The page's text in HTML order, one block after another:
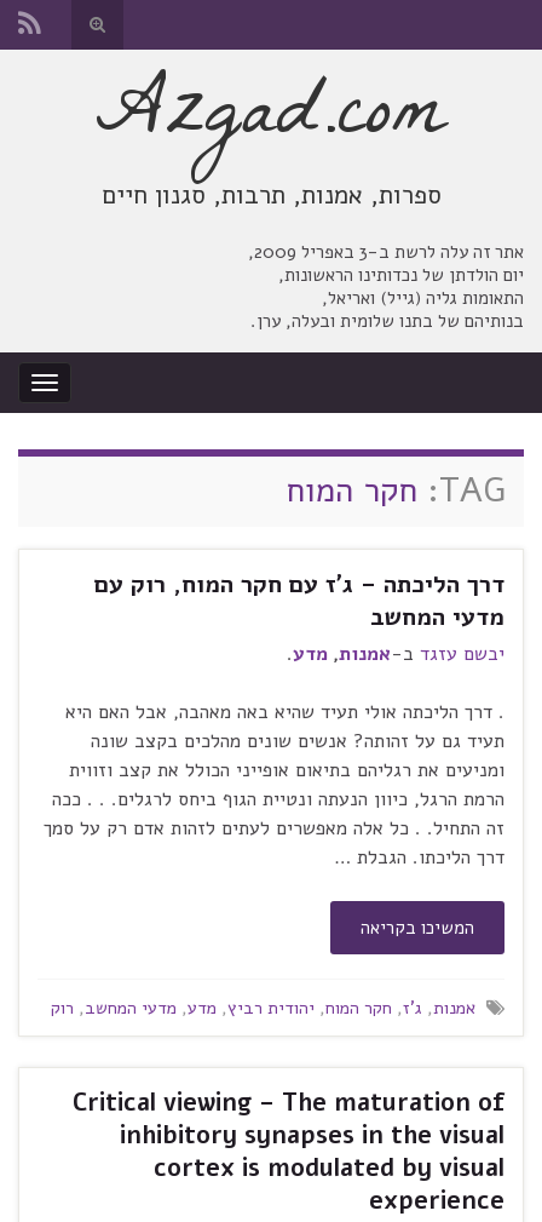
החלף
טופס
אתר זה עלה לרשת ב-3 באפריל 2009,
יום הולדתן של נכדותינו הראשונות,
התאומות גליה (גייל) ואריאל,
בנותיהם של בתנו שלומית ובעלה, ערן.
החלף
ניווט
Azgad.com
ספרות, אמנות, תרבות, סגנון חיים
TAG: חקר המוח
דרך הליכתה – ג'ז עם חקר המוח, רוק עם
מדעי המחשב
יבשם עזגד ב-אמנות, מדע.
. דרך הליכתה אולי תעיד שהיא באה מאהבה, אבל האם היא
תעיד גם על זהותה? אנשים שונים מהלכים בקצב שונה
ומניעים את רגליהם בתיאום אופייני הכולל את קצב וזווית
הרמת הרגל, כיוון הנעתה ונטיית הגוף ביחס לרגלים. . . ככה
זה התחיל. . כל אלה מאפשרים לעתים לזהות אדם רק על סמך
דרך הליכתו. הגבלת …
המשיכו בקריאה
אמנות, ג'ז, חקר המוח, יהודית רביץ, מדע, מדעי המחשב, רוק
Critical viewing – The maturation of
inhibitory synapses in the visual
cortex is modulated by visual
experience